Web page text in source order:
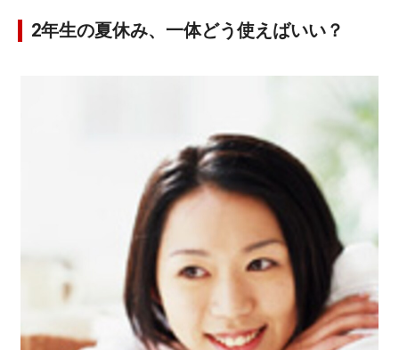
2年生の夏休み、一体どう使えばいい？